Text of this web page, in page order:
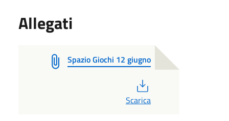
Allegati
Spazio Giochi 12 giugno
Scarica